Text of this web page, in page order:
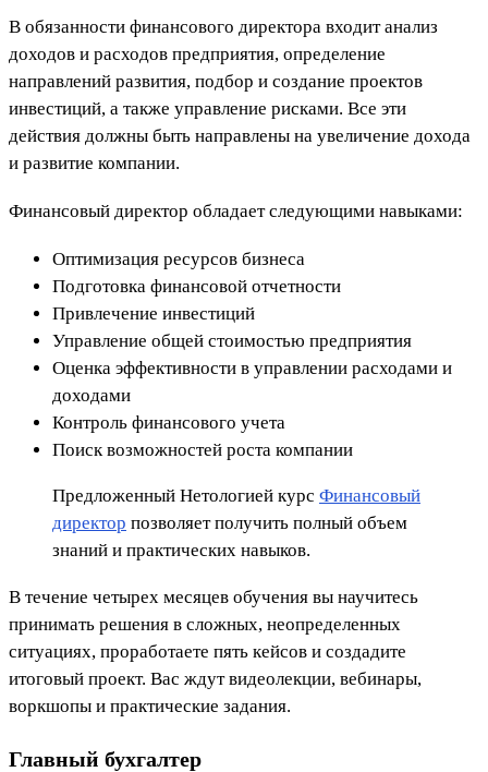
В обязанности финансового директора входит анализ
доходов и расходов предприятия, определение
направлений развития, подбор и создание проектов
инвестиций, а также управление рисками. Все эти
действия должны быть направлены на увеличение дохода
и развитие компании.
Финансовый директор обладает следующими навыками:
Оптимизация ресурсов бизнеса
Подготовка финансовой отчетности
Привлечение инвестиций
Управление общей стоимостью предприятия
Оценка эффективности в управлении расходами и
доходами
Контроль финансового учета
Поиск возможностей роста компании
Предложенный Нетологией курс Финансовый
директор позволяет получить полный объем
знаний и практических навыков.
В течение четырех месяцев обучения вы научитесь
принимать решения в сложных, неопределенных
ситуациях, проработаете пять кейсов и создадите
итоговый проект. Вас ждут видеолекции, вебинары,
воркшопы и практические задания.
Главный бухгалтер